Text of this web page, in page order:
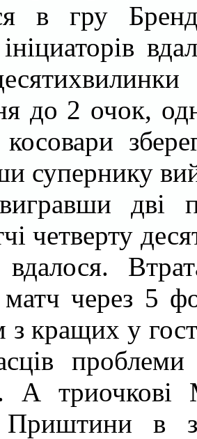
в гру
до 2 очок,
косовари
супернику
дві
четверту
через 5
кращих у
А триочкові
Приштини в